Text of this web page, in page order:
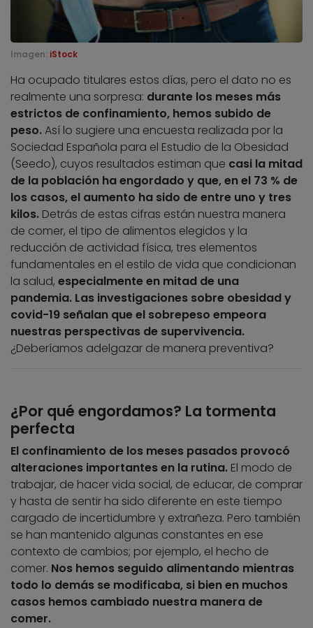
Imagen: iStock
Ha ocupado titulares estos días, pero el dato no es
realmente una sorpresa: durante los meses más
estrictos de confinamiento, hemos subido de
peso.Así lo sugiere una encuesta realizada por la
Sociedad Española para el Estudio de la Obesidad
(Seedo), cuyos resultados estiman que casi la mitad
de la población ha engordado y que, en el 73 % de
los casos, el aumento ha sido de entre uno y tres
kilos. Detrás de estas cifras están nuestra manera
de comer, el tipo de alimentos elegidos y la
reducción de actividad física, tres elementos
fundamentales en el estilo de vida que condicionan
la salud, especialmente en mitad de una
pandemia. Las investigaciones sobre obesidad y
covid-19 señalan que el sobrepeso empeora
nuestras perspectivas de supervivencia.
¿Deberíamos adelgazar de manera preventiva?
¿Por qué engordamos? La tormenta
perfecta
El confinamiento de los meses pasados provocó
alteraciones importantes en la rutina. El modo de
trabajar, de hacer vida social, de educar, de comprar
y hasta de sentir ha sido diferente en este tiempo
cargado de incertidumbre y extrañeza. Pero también
se han mantenido algunas constantes en ese
contexto de cambios; por ejemplo, el hecho de
comer. Nos hemos seguido alimentando mientras
todo lo demás se modificaba, si bien en muchos
casos hemos cambiado nuestra manera de
comer.